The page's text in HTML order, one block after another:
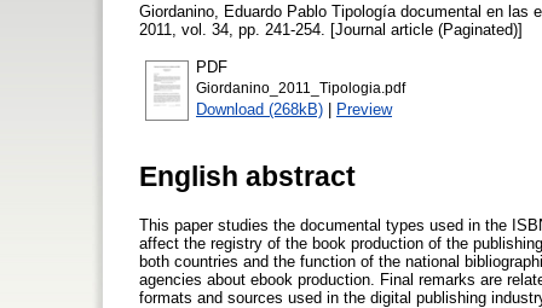
Giordanino, Eduardo Pablo Tipología documental en las
2011, vol. 34, pp. 241-254. [Journal article (Paginated)]
PDF
Giordanino_2011_Tipologia.pdf
Download (268kB) | Preview
English abstract
This paper studies the documental types used in the
affect the registry of the book production of the
both countries and the function of the national
agencies about ebook production. Final remarks are
formats and sources used in the digital publishing